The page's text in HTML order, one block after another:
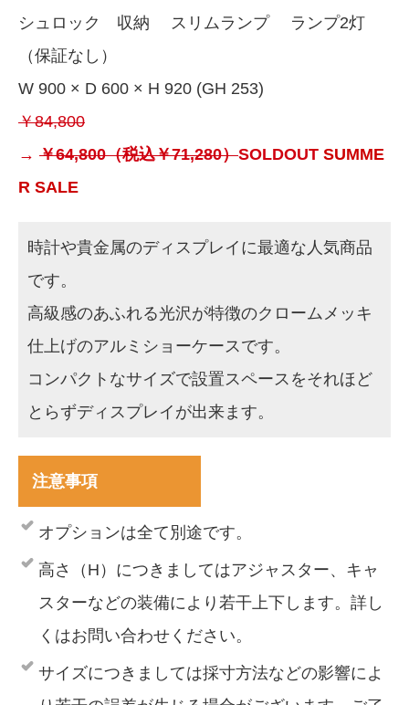
シュロック 収納 スリムランプ ランプ2灯
（保証なし）
W 900 × D 600 × H 920 (GH 253)
￥84,800
→ ￥64,800（税込￥71,280）SOLDOUT SUMME
R SALE
時計や貴金属のディスプレイに最適な人気商品
です。
高級感のあふれる光沢が特徴のクロームメッキ
仕上げのアルミショーケースです。
コンパクトなサイズで設置スペースをそれほど
とらずディスプレイが出来ます。
注意事項
オプションは全て別途です。
高さ（H）につきましてはアジャスター、キャ
スターなどの装備により若干上下します。詳し
くはお問い合わせください。
サイズにつきましては採寸方法などの影響によ